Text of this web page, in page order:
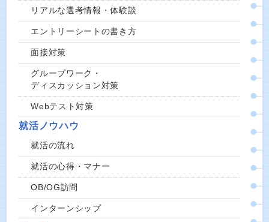
リアルな選考情報・体験談
エントリーシートの書き方
面接対策
グループワーク・
ディスカッション対策
Webテスト対策
就活ノウハウ
就活の流れ
就活の心得・マナー
OB/OG訪問
インターンシップ